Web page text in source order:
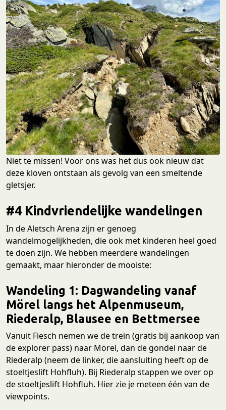
Niet te missen! Voor ons was het dus ook nieuw dat
deze kloven ontstaan als gevolg van een smeltende
gletsjer.
#4 Kindvriendelijke wandelingen
In de Aletsch Arena zijn er genoeg
wandelmogelijkheden, die ook met kinderen heel goed
te doen zijn. We hebben meerdere wandelingen
gemaakt, maar hieronder de mooiste:
Wandeling 1: Dagwandeling vanaf
Mörel langs het Alpenmuseum,
Riederalp, Blausee en Bettmersee
Vanuit Fiesch nemen we de trein (gratis bij aankoop van
de explorer pass) naar Mörel, dan de gondel naar de
Riederalp (neem de linker, die aansluiting heeft op de
stoeltjeslift Hohfluh). Bij Riederalp stappen we over op
de stoeltjeslift Hohfluh. Hier zie je meteen één van de
viewpoints.